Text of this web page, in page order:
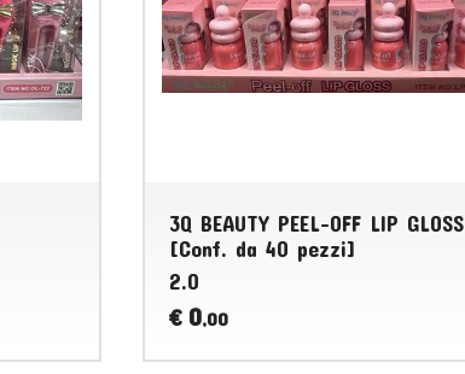
3Q BEAUTY PEEL-OFF LIP GLOSS
[Conf. da 40 pezzi]
2.0
€ 0,00